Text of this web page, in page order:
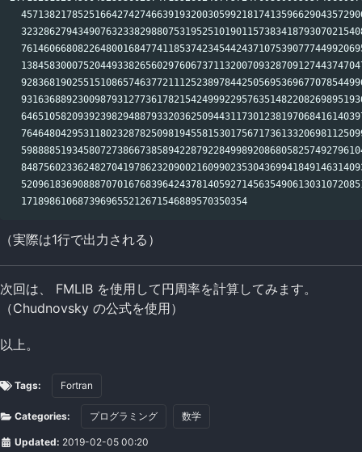
（実際は1行で出力される）
次回は、 FMLIB を使用して円周率を計算してみます。
（Chudnovsky の公式を使用）
以上。
Tags: Fortran
Categories: プログラミング 数学
Updated: 2019-02-05 00:20